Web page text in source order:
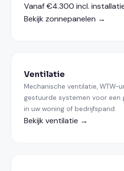
Vanaf €4.300 incl.
Bekijk zonnepanelen →
Ventilatie
Mechanische ventilatie, WTW-
gestuurde systemen voor een
in uw woning of bedrijfspand.
Bekijk ventilatie →